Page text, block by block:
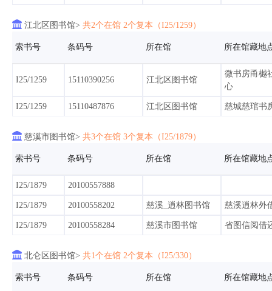
福庆
I25/10566 90105466451 宁波图书馆 福庆
I25/10566 90105920784 慈溪市图书馆
I25/10566 90105920783
书馆
jd_200_nlic
I25/10566 90105490902
I25/10566 90105461503 海曙区图书馆
心
I25/10566 90105461441 宁波图书馆
 江北区图书馆> 共2个在馆 2个复本（I25/1259）
索书号 条码号 所在馆 所在馆藏地
I25/1259 15110390256 江北区图书馆
微书房甬樾
心
I25/1259 15110487876 江北区图书馆 慈城慈琯书
 慈溪市图书馆> 共3个在馆 3个复本（I25/1879）
索书号 条码号 所在馆 所在馆藏地
I25/1879 20100557888
I25/1879 20100558202 慈溪_逍林图书馆 慈溪逍林外
I25/1879 20100558284 慈溪市图书馆 省图信阅借
 北仑区图书馆> 共1个在馆 2个复本（I25/330）
索书号 条码号 所在馆 所在馆藏地